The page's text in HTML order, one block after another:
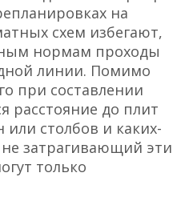
на
схем избегают,
нормам проходы
линии. Помимо
при составлении
расстояние до плит
столбов и каких-
не затрагивающий эти
только